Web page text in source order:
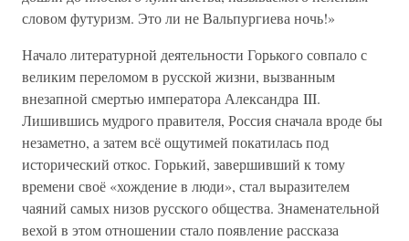
словом футуризм. Это ли не Вальпургиева ночь!»
Начало литературной деятельности Горького совпало с
великим переломом в русской жизни, вызванным
внезапной смертью императора Александра III.
Лишившись мудрого правителя, Россия сначала вроде бы
незаметно, а затем всё ощутимей покатилась под
исторический откос. Горький, завершивший к тому
времени своё «хождение в люди», стал выразителем
чаяний самых низов русского общества. Знаменательной
вехой в этом отношении стало появление рассказа